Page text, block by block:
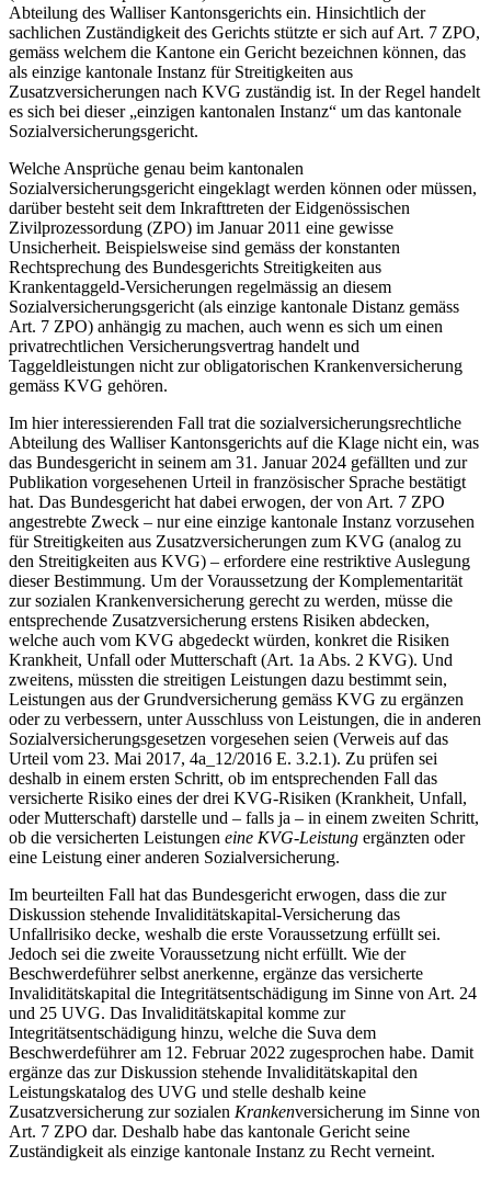
Abteilung des Walliser Kantonsgerichts ein. Hinsichtlich der
sachlichen Zuständigkeit des Gerichts stützte er sich auf Art. 7 ZPO,
gemäss welchem die Kantone ein Gericht bezeichnen können, das
als einzige kantonale Instanz für Streitigkeiten aus
Zusatzversicherungen nach KVG zuständig ist. In der Regel handelt
es sich bei dieser „einzigen kantonalen Instanz“ um das kantonale
Sozialversicherungsgericht.
Welche Ansprüche genau beim kantonalen
Sozialversicherungsgericht eingeklagt werden können oder müssen,
darüber besteht seit dem Inkrafttreten der Eidgenössischen
Zivilprozessordung (ZPO) im Januar 2011 eine gewisse
Unsicherheit. Beispielsweise sind gemäss der konstanten
Rechtsprechung des Bundesgerichts Streitigkeiten aus
Krankentaggeld-Versicherungen regelmässig an diesem
Sozialversicherungsgericht (als einzige kantonale Distanz gemäss
Art. 7 ZPO) anhängig zu machen, auch wenn es sich um einen
privatrechtlichen Versicherungsvertrag handelt und
Taggeldleistungen nicht zur obligatorischen Krankenversicherung
gemäss KVG gehören.
Im hier interessierenden Fall trat die sozialversicherungsrechtliche
Abteilung des Walliser Kantonsgerichts auf die Klage nicht ein, was
das Bundesgericht in seinem am 31. Januar 2024 gefällten und zur
Publikation vorgesehenen Urteil in französischer Sprache bestätigt
hat. Das Bundesgericht hat dabei erwogen, der von Art. 7 ZPO
angestrebte Zweck – nur eine einzige kantonale Instanz vorzusehen
für Streitigkeiten aus Zusatzversicherungen zum KVG (analog zu
den Streitigkeiten aus KVG) – erfordere eine restriktive Auslegung
dieser Bestimmung. Um der Voraussetzung der Komplementarität
zur sozialen Krankenversicherung gerecht zu werden, müsse die
entsprechende Zusatzversicherung erstens Risiken abdecken,
welche auch vom KVG abgedeckt würden, konkret die Risiken
Krankheit, Unfall oder Mutterschaft (Art. 1a Abs. 2 KVG). Und
zweitens, müssten die streitigen Leistungen dazu bestimmt sein,
Leistungen aus der Grundversicherung gemäss KVG zu ergänzen
oder zu verbessern, unter Ausschluss von Leistungen, die in anderen
Sozialversicherungsgesetzen vorgesehen seien (Verweis auf das
Urteil vom 23. Mai 2017, 4a_12/2016 E. 3.2.1). Zu prüfen sei
deshalb in einem ersten Schritt, ob im entsprechenden Fall das
versicherte Risiko eines der drei KVG-Risiken (Krankheit, Unfall,
oder Mutterschaft) darstelle und – falls ja – in einem zweiten Schritt,
ob die versicherten Leistungen eine KVG-Leistung ergänzten oder
eine Leistung einer anderen Sozialversicherung.
Im beurteilten Fall hat das Bundesgericht erwogen, dass die zur
Diskussion stehende Invaliditätskapital-Versicherung das
Unfallrisiko decke, weshalb die erste Voraussetzung erfüllt sei.
Jedoch sei die zweite Voraussetzung nicht erfüllt. Wie der
Beschwerdeführer selbst anerkenne, ergänze das versicherte
Invaliditätskapital die Integritätsentschädigung im Sinne von Art. 24
und 25 UVG. Das Invaliditätskapital komme zur
Integritätsentschädigung hinzu, welche die Suva dem
Beschwerdeführer am 12. Februar 2022 zugesprochen habe. Damit
ergänze das zur Diskussion stehende Invaliditätskapital den
Leistungskatalog des UVG und stelle deshalb keine
Zusatzversicherung zur sozialen Krankenversicherung im Sinne von
Art. 7 ZPO dar. Deshalb habe das kantonale Gericht seine
Zuständigkeit als einzige kantonale Instanz zu Recht verneint.